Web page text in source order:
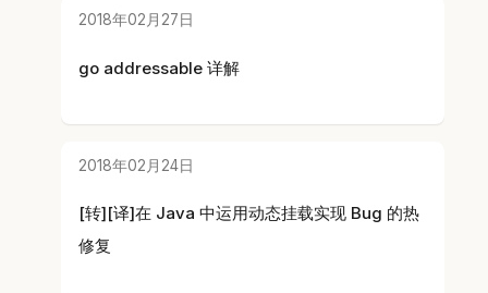
2018年02月27日
go addressable 详解
2018年02月24日
[转][译]在 Java 中运用动态挂载实现 Bug 的热
修复